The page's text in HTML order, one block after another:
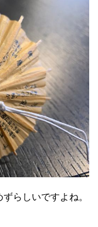
らしいですよね。